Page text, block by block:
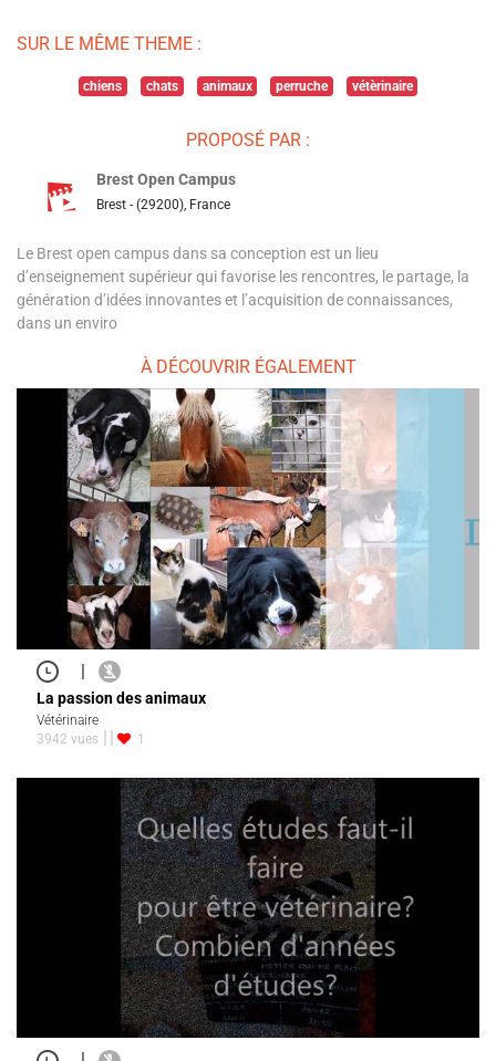
SUR LE MÊME THEME :
chiens chats animaux perruche vétèrinaire
PROPOSÉ PAR :
Brest Open Campus
Brest - (29200), France
Le Brest open campus dans sa conception est un lieu
d’enseignement supérieur qui favorise les rencontres, le partage, la
génération d’idées innovantes et l’acquisition de connaissances,
dans un enviro
À DÉCOUVRIR ÉGALEMENT
|
La passion des animaux
Vétérinaire
3942 vues
1